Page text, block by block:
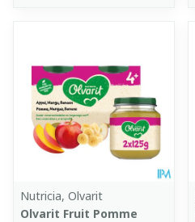
Nutricia, Olvarit
Olvarit Fruit Pomme